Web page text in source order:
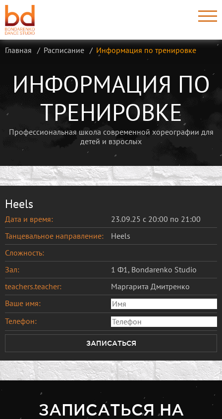
Главная Расписание Информация по тренировке
ИНФОРМАЦИЯ ПО
ТРЕНИРОВКЕ
Профессиональная школа современной хореографии для
детей и взрослых
Heels
Дата и время:
23.09.25 с 20:00 по 21:00
Танцевальное направление:
Heels
Сложность:
Зал:
1 Ф1, Bondarenko Studio
teachers.teacher:
Маргарита Дмитренко
Ваше имя:
Телефон:
ЗАПИСАТЬСЯ
ЗАПИСАТЬСЯ НА